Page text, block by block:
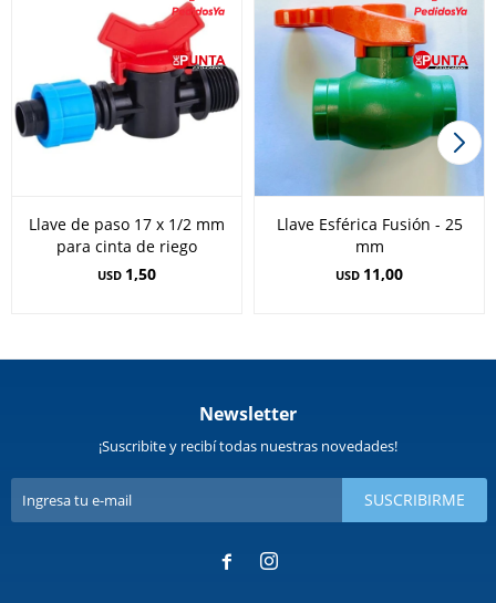
Llave de paso 17 x 1/2 mm
para cinta de riego
USD 1,50
Llave Esférica Fusión - 25
mm
USD 11,00
Newsletter
¡Suscribite y recibí todas nuestras novedades!
SUSCRIBIRME
 